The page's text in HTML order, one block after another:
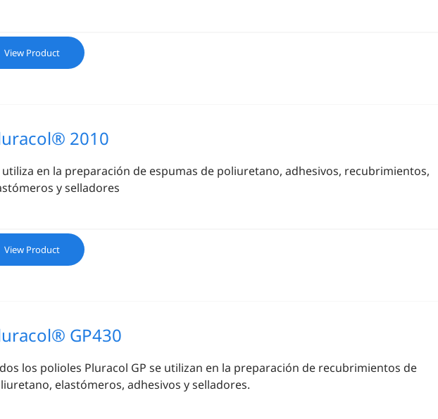
View Product
2010
utiliza en la preparación de espumas de poliuretano, adhesivos, recubrimientos,
y selladores
View Product
GP430
los polioles Pluracol GP se utilizan en la preparación de recubrimientos de
elastómeros, adhesivos y selladores.